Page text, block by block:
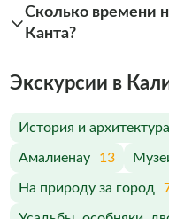
Сколько времени
Канта?
Экскурсии в
История и архитектура
Амалиенау 13
На природу за город